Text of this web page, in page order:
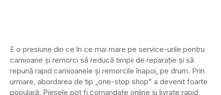
E o presiune din ce în ce mai mare pe service-urile pentru
camioane și remorci să reducă timpii de reparație și să
repună rapid camioanele și remorcile înapoi, pe drum. Prin
urmare, abordarea de tip „one-stop shop” a devenit foarte
populară. Piesele pot fi comandate online și livrate rapid,